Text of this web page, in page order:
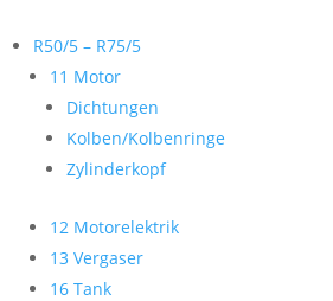
R50/5 – R75/5
11 Motor
Dichtungen
Kolben/Kolbenringe
Zylinderkopf
12 Motorelektrik
13 Vergaser
16 Tank